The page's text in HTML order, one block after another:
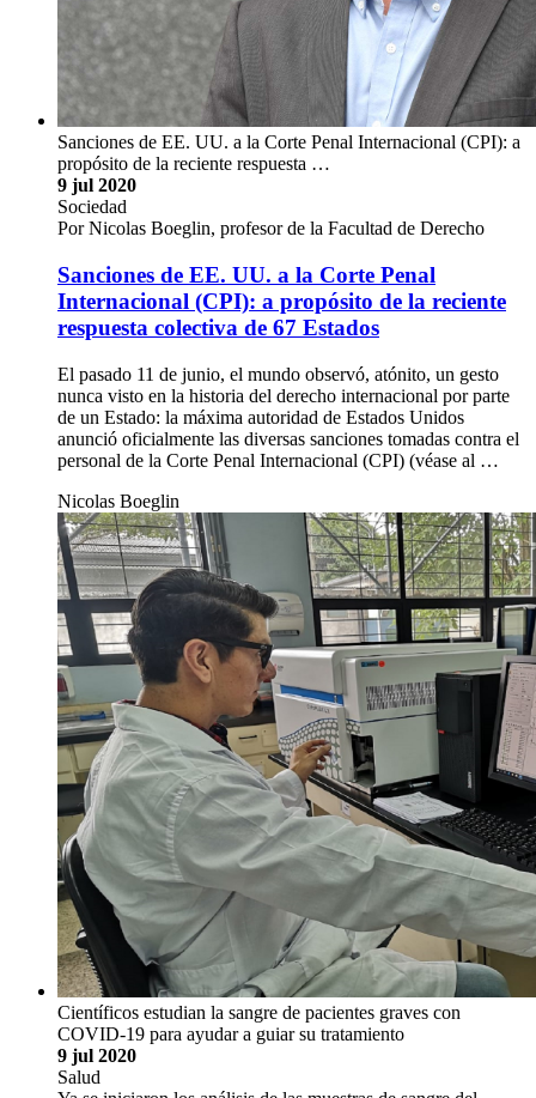
Sanciones de EE. UU. a la Corte Penal Internacional (CPI): a
propósito de la reciente respuesta …
9 jul 2020
Sociedad
Por Nicolas Boeglin, profesor de la Facultad de Derecho
Sanciones de EE. UU. a la Corte Penal
Internacional (CPI): a propósito de la reciente
respuesta colectiva de 67 Estados
El pasado 11 de junio, el mundo observó, atónito, un gesto
nunca visto en la historia del derecho internacional por parte
de un Estado: la máxima autoridad de Estados Unidos
anunció oficialmente las diversas sanciones tomadas contra el
personal de la Corte Penal Internacional (CPI) (véase al …
Nicolas Boeglin
Científicos estudian la sangre de pacientes graves con
COVID-19 para ayudar a guiar su tratamiento
9 jul 2020
Salud